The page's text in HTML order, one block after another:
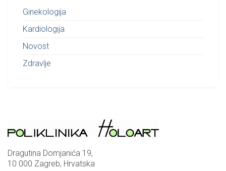
Ginekologija
Kardiologija
Novost
Zdravlje
Dragutina Domjanića 19,
10 000 Zagreb, Hrvatska